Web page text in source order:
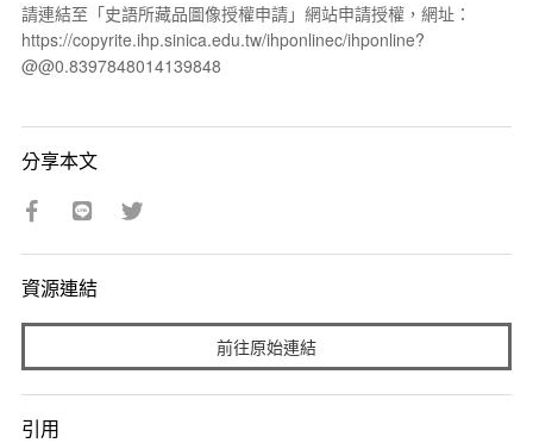
請連結至「史語所藏品圖像授權申請」網站申請授權，網址：
https://copyrite.ihp.sinica.edu.tw/ihponlinec/ihponline?
@@0.8397848014139848
分享本文
資源連結
前往原始連結
引用